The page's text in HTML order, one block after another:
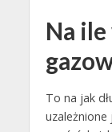
Na
To na jak
uzależnione